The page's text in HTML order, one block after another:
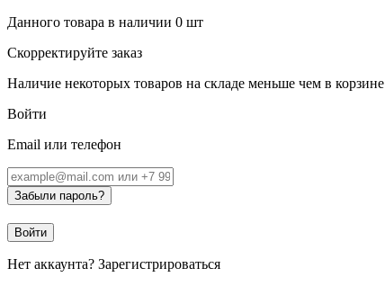
Данного товара в наличии 0 шт
Скорректируйте заказ
Наличие некоторых товаров на складе меньше чем в корзине
Войти
Email или телефон
Забыли пароль?
Войти
Нет аккаунта? Зарегистрироваться